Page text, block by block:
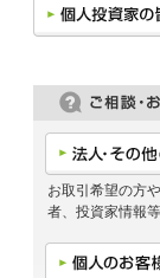
お取引希望の方
者、投資家情報